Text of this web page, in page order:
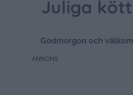
Juliga
Godmorgon och